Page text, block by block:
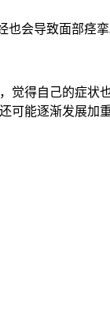
会导致面部痉挛
觉得自己的症状
可能逐渐发展加重